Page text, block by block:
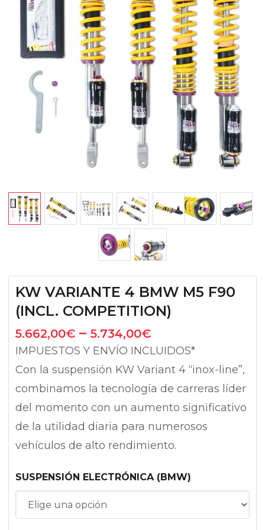
KW VARIANTE 4 BMW M5 F90
(INCL. COMPETITION)
5.662,00€ – 5.734,00€
IMPUESTOS Y ENVÍO INCLUIDOS*
Con la suspensión KW Variant 4 “inox-line”,
combinamos la tecnología de carreras líder
del momento con un aumento significativo
de la utilidad diaria para numerosos
vehículos de alto rendimiento.
SUSPENSIÓN ELECTRÓNICA (BMW)